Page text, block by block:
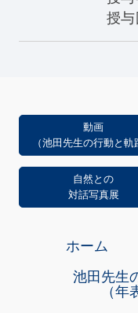
授
動画
（池田先生の行動と軌
自然との
対話写真展
ホーム
池田先生
（年